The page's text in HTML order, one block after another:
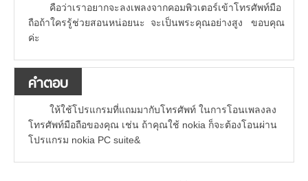
คือว่าเราอยากจะลงเพลงจากคอมพิวเตอร์เข้าโทรศัพท์มือ
ถือถ้าใครรู้ช่วยสอนหน่อยนะ จะเป็นพระคุณอย่างสูง ขอบคุณ
ค่ะ
คำตอบ
ให้ใช้โปรแกรมที่แถมมากับโทรศัพท์ ในการโอนเพลงลง
โทรศัพท์มือถือของคุณ เช่น ถ้าคุณใช้ nokia ก็จะต้องโอนผ่าน
โปรแกรม nokia PC suite&